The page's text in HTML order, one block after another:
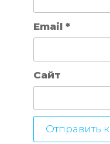
Email *
Сайт